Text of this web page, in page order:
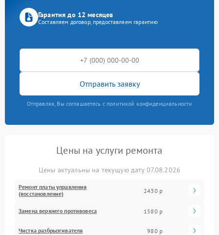
Гарантия до 12 месяцев
Составляем договор, предоставляем гарантию
Отправить заявку
Отправляя, Вы соглашаетесь с политикой конфиденциальности
Цены на услуги ремонта
Цены актуальны на текущую дату 07.08.2026
Ремонт платы управления
(восстановление)
2430 р
Замена верхнего противовеса 1580 р
Чистка разбрызгивателя 980 р